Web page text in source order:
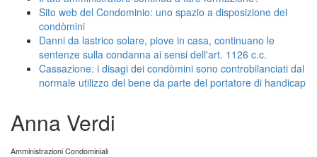
Sito web del Condominio: uno spazio a disposizione dei
condòmini
Danni da lastrico solare, piove in casa, continuano le
sentenze sulla condanna ai sensi dell'art. 1126 c.c.
Cassazione: i disagi dei condòmini sono controbilanciati dal
normale utilizzo del bene da parte del portatore di handicap
Anna Verdi
Amministrazioni Condominiali